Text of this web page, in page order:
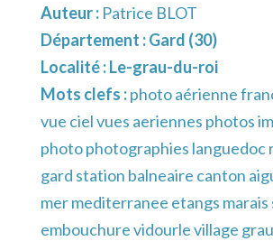
Auteur : Patrice BLOT
Département :Gard (30)
Localité :Le-grau-du-roi
Mots clefs :photo aérienne
vue ciel vues aeriennes photos
photo photographies languedoc
gard station balneaire canton
mer mediterranee etangs marais
embouchure vidourle village